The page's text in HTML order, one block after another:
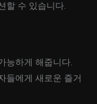
할 수 있습니다.
능하게 해줍니다.
들에게 새로운 즐거